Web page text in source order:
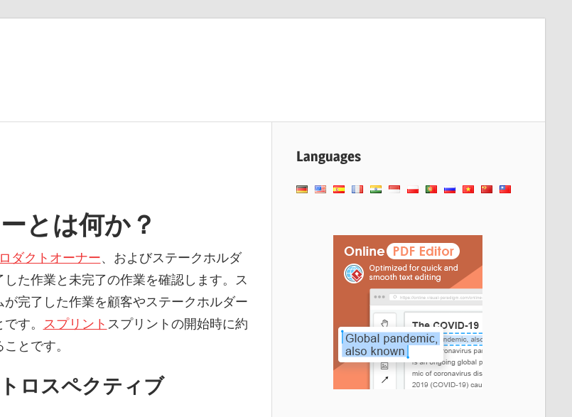
とは何か？
ダクトオーナー、およびステークホルダ
た作業と未完了の作業を確認します。ス
完了した作業を顧客やステークホルダー
す。 スプリント スプリントの開始時に約
とです。
ロスペクティブ
Languages